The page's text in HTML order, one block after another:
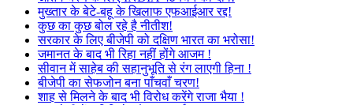
मुख्तार के बेटे-बहू के खिलाफ एफआईआर रद्द!
कुछ का कुछ बोल रहे है नीतीश!
सरकार के लिए बीजेपी को दक्षिण भारत का भरोसा!
जमानत के बाद भी रिहा नहीं होंगे आजम !
सीवान में साहेब की सहानुभूति से रंग लाएगी हिना !
बीजेपी का सेफजोन बना पाँचवाँ चरण!
शाह से मिलने के बाद भी विरोध करेंगे राजा भैया !